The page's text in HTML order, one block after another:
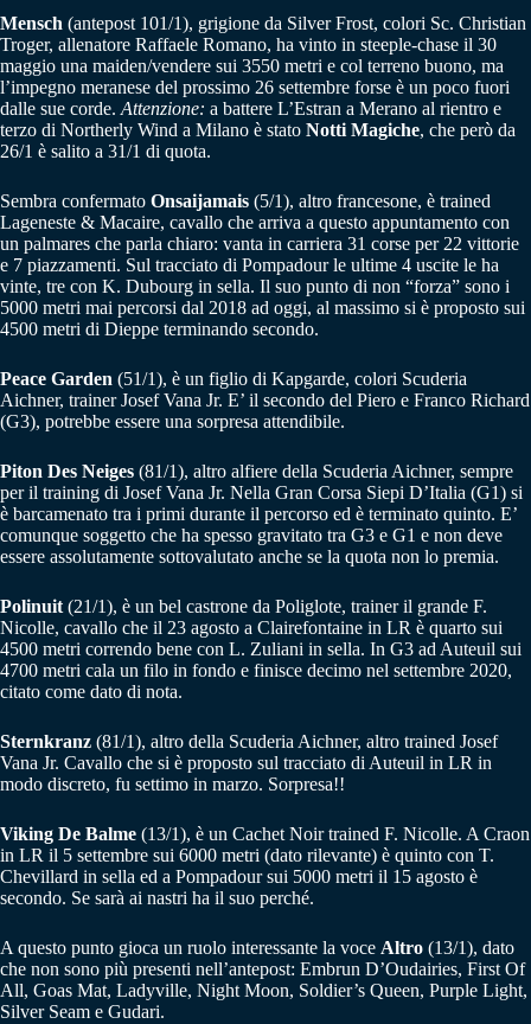
Mensch (antepost 101/1), grigione da Silver Frost, colori Sc. Christian
Troger, allenatore Raffaele Romano, ha vinto in steeple-chase il 30
maggio una maiden/vendere sui 3550 metri e col terreno buono, ma
l’impegno meranese del prossimo 26 settembre forse è un poco fuori
dalle sue corde. Attenzione: a battere L’Estran a Merano al rientro e
terzo di Northerly Wind a Milano è stato Notti Magiche, che però da
26/1 è salito a 31/1 di quota.
Sembra confermato Onsaijamais (5/1), altro francesone, è trained
Lageneste & Macaire, cavallo che arriva a questo appuntamento con
un palmares che parla chiaro: vanta in carriera 31 corse per 22 vittorie
e 7 piazzamenti. Sul tracciato di Pompadour le ultime 4 uscite le ha
vinte, tre con K. Dubourg in sella. Il suo punto di non “forza” sono i
5000 metri mai percorsi dal 2018 ad oggi, al massimo si è proposto sui
4500 metri di Dieppe terminando secondo.
Peace Garden (51/1), è un figlio di Kapgarde, colori Scuderia
Aichner, trainer Josef Vana Jr. E’ il secondo del Piero e Franco Richard
(G3), potrebbe essere una sorpresa attendibile.
Piton Des Neiges (81/1), altro alfiere della Scuderia Aichner, sempre
per il training di Josef Vana Jr. Nella Gran Corsa Siepi D’Italia (G1) si
è barcamenato tra i primi durante il percorso ed è terminato quinto. E’
comunque soggetto che ha spesso gravitato tra G3 e G1 e non deve
essere assolutamente sottovalutato anche se la quota non lo premia.
Polinuit (21/1), è un bel castrone da Poliglote, trainer il grande F.
Nicolle, cavallo che il 23 agosto a Clairefontaine in LR è quarto sui
4500 metri correndo bene con L. Zuliani in sella. In G3 ad Auteuil sui
4700 metri cala un filo in fondo e finisce decimo nel settembre 2020,
citato come dato di nota.
Sternkranz (81/1), altro della Scuderia Aichner, altro trained Josef
Vana Jr. Cavallo che si è proposto sul tracciato di Auteuil in LR in
modo discreto, fu settimo in marzo. Sorpresa!!
Viking De Balme (13/1), è un Cachet Noir trained F. Nicolle. A Craon
in LR il 5 settembre sui 6000 metri (dato rilevante) è quinto con T.
Chevillard in sella ed a Pompadour sui 5000 metri il 15 agosto è
secondo. Se sarà ai nastri ha il suo perché.
A questo punto gioca un ruolo interessante la voce Altro (13/1), dato
che non sono più presenti nell’antepost: Embrun D’Oudairies, First Of
All, Goas Mat, Ladyville, Night Moon, Soldier’s Queen, Purple Light,
Silver Seam e Gudari.